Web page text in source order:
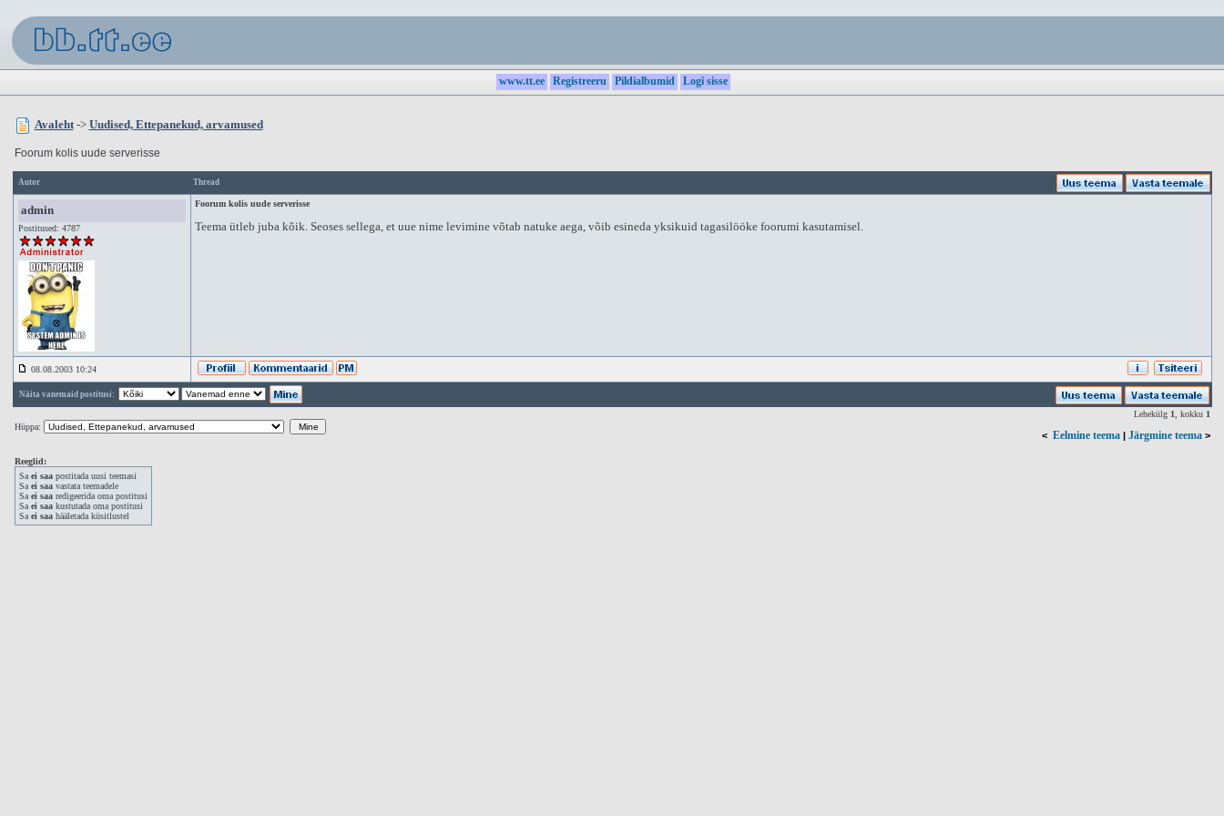
www.tt.ee Registreeru Pildialbumid Logi sisse
Avaleht-> Uudised, Ettepanekud, arvamused
Foorum kolis uude serverisse
Autor Thread
admin
Postitused: 4787
Foorum kolis uude serverisse
Teema ütleb juba kõik. Seoses sellega, et uue nime levimine võtab natuke aega, võib esineda yksikuid tagasilööke foorumi kasutamisel.
08.08.2003 10:24
Näita vanemaid postitusi:
Hüppa:
Lehekülg 1 , kokku 1
< Eelmine teema| Järgmine teema>
Reeglid:
Sa ei saapostitada uusi teemasi
Sa ei saavastata teemadele
Sa ei saaredigeerida oma postitusi
Sa ei saakustutada oma postitusi
Sa ei saahääletada küsitlustel